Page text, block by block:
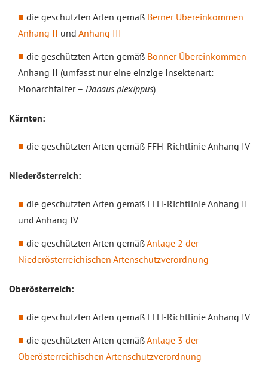
die geschützten Arten gemäß Berner Übereinkommen
Anhang II und Anhang III
die geschützten Arten gemäß Bonner Übereinkommen
Anhang II (umfasst nur eine einzige Insektenart:
Monarchfalter – Danaus plexippus)
Kärnten:
die geschützten Arten gemäß FFH-Richtlinie Anhang IV
Niederösterreich:
die geschützten Arten gemäß FFH-Richtlinie Anhang II
und Anhang IV
die geschützten Arten gemäßAnlage 2 der
Niederösterreichischen Artenschutzverordnung
Oberösterreich:
die geschützten Arten gemäß FFH-Richtlinie Anhang IV
die geschützten Arten gemäßAnlage 3 der
Oberösterreichischen Artenschutzverordnung